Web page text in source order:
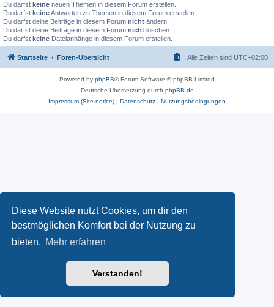
Diese Website nutzt Cookies, um dir den
bestmöglichen Komfort bei der Nutzung zu
bieten. Mehr erfahren
Verstanden!
Du darfst keine neuen Themen in diesem Forum erstellen.
Du darfst keineAntworten zu Themen in diesem Forum erstellen.
Du darfst deine Beiträge in diesem Forum nicht ändern.
Du darfst deine Beiträge in diesem Forum nicht löschen.
Du darfst keine Dateianhänge in diesem Forum erstellen.
Startseite Foren-Übersicht Alle Zeiten sind UTC+02:00
Powered by phpBB® Forum Software © phpBB Limited
Deutsche Übersetzung durch phpBB.de
Impressum (Site notice) | Datenschutz | Nutzungsbedingungen